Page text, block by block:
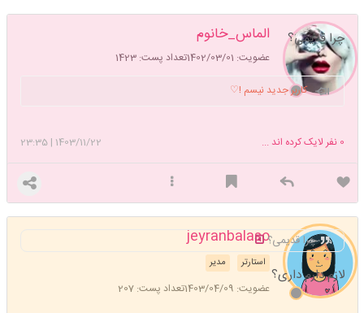
الماس_خانوم
عضویت: 1402/03/01 تعداد پست: 1423
چرا قدیمی؟
کاربر جدید نیسم !♡
1403/11/22
|
23:35 0 نفر لایک کرده اند ...
jeyranbalaso
مدیر استارتر
عضویت: 1403/04/09 تعداد پست: 207
چرا قدیمی؟
لازم دارم داری؟